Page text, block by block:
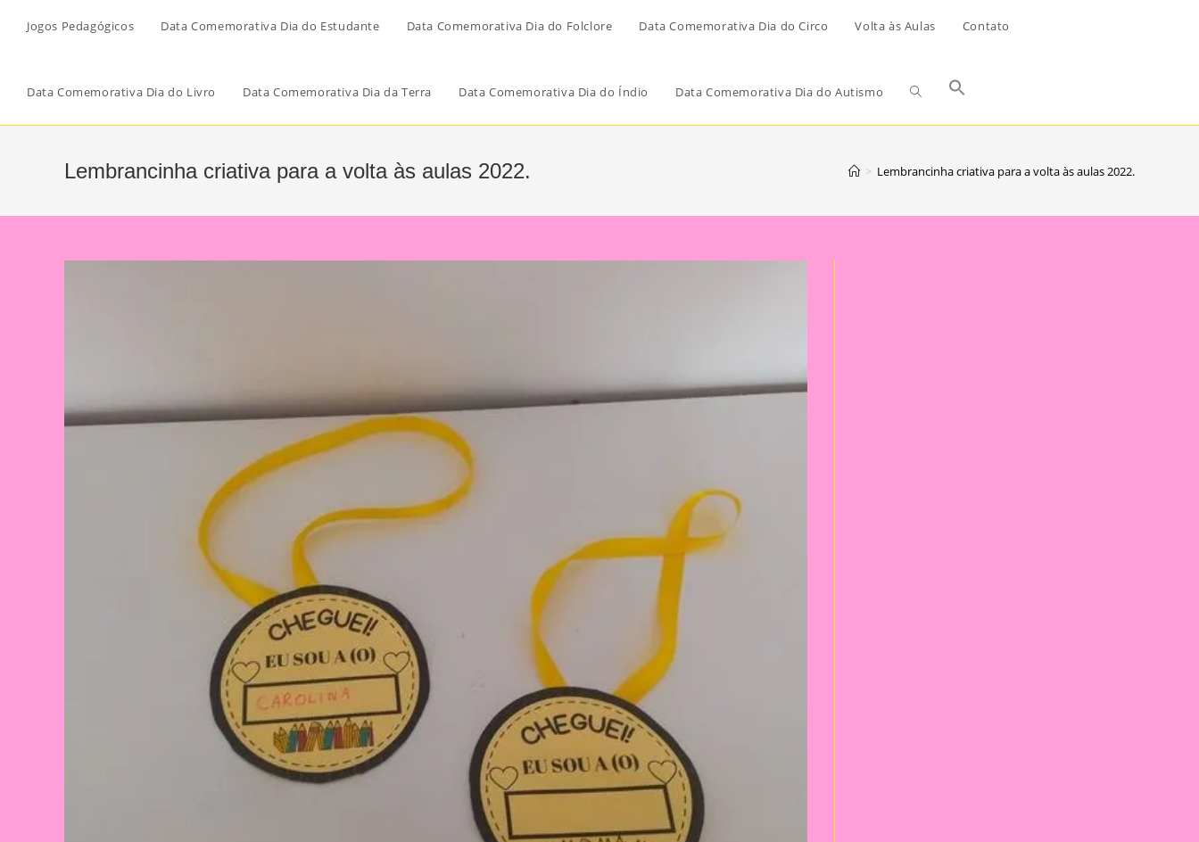
Jogos Pedagógicos Data Comemorativa Dia do Estudante Data Comemorativa Dia do Folclore Data Comemorativa Dia do Circo Volta às Aulas Contato
Data Comemorativa Dia do Livro Data Comemorativa Dia da Terra Data Comemorativa Dia do Índio Data Comemorativa Dia do Autismo
Lembrancinha criativa para a volta às aulas 2022. > Lembrancinha criativa para a volta às aulas 2022.